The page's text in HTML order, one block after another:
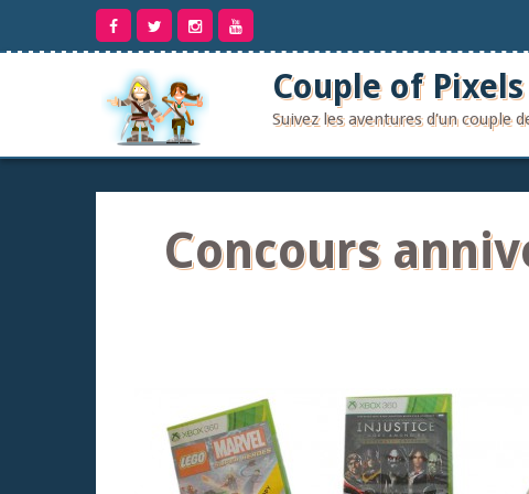
contenu
Couple of Pixels
Suivez les aventures d'un couple
Concours